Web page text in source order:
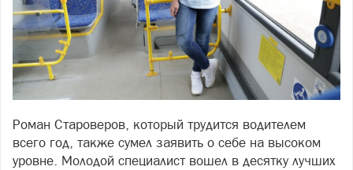
Роман Староверов, который трудится водителем
всего год, также сумел заявить о себе на высоком
уровне. Молодой специалист вошел в десятку лучших